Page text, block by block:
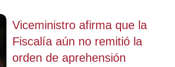
Viceministro afirma que la
Fiscalía aún no remitió la
orden de aprehensión